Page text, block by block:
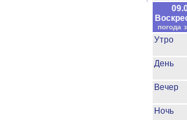
погода
Утро
День
Вечер
Ночь